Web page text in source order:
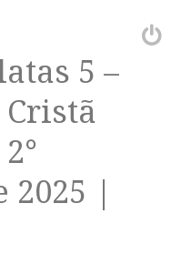
5 –
2025 |